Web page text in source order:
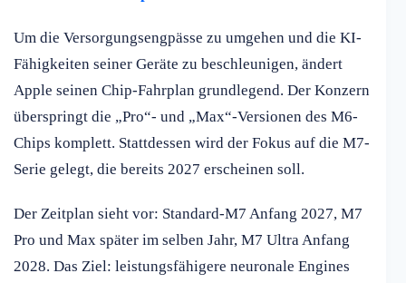
Um die Versorgungsengpässe zu umgehen und die KI-
Fähigkeiten seiner Geräte zu beschleunigen, ändert
Apple seinen Chip-Fahrplan grundlegend. Der Konzern
überspringt die „Pro“- und „Max“-Versionen des M6-
Chips komplett. Stattdessen wird der Fokus auf die M7-
Serie gelegt, die bereits 2027 erscheinen soll.
Der Zeitplan sieht vor: Standard-M7 Anfang 2027, M7
Pro und Max später im selben Jahr, M7 Ultra Anfang
2028. Das Ziel: leistungsfähigere neuronale Engines